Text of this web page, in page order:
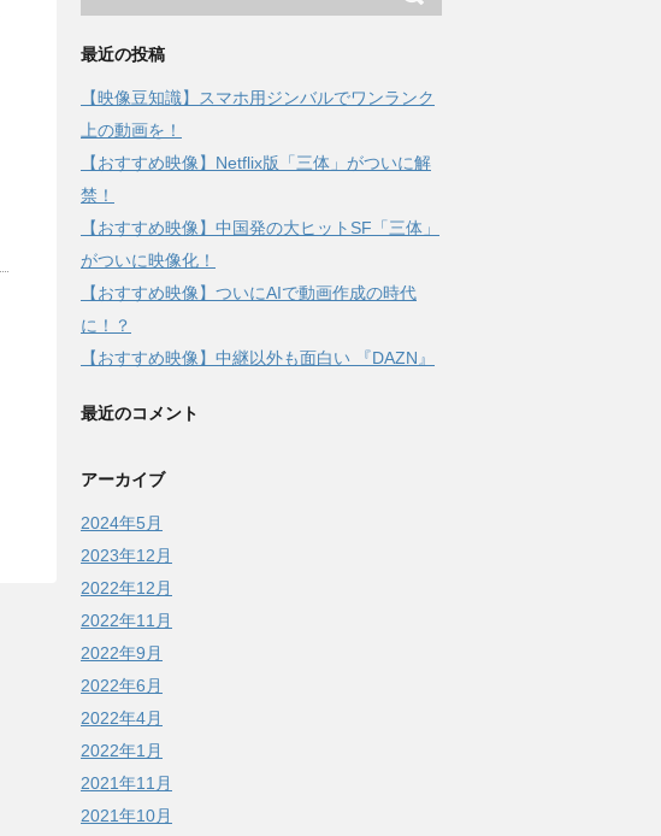
最近の投稿
【映像豆知識】スマホ用ジンバルでワンランク
上の動画を！
【おすすめ映像】Netflix版「三体」がついに解
禁！
【おすすめ映像】中国発の大ヒットSF「三体」
がついに映像化！
【おすすめ映像】ついにAIで動画作成の時代
に！？
【おすすめ映像】中継以外も面白い 『DAZN』
最近のコメント
アーカイブ
2024年5月
2023年12月
2022年12月
2022年11月
2022年9月
2022年6月
2022年4月
2022年1月
2021年11月
2021年10月